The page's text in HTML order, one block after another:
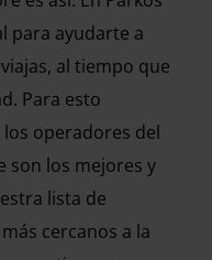
para ayudarte a
al tiempo que
Para esto
operadores del
son los mejores y
lista de
cercanos a la